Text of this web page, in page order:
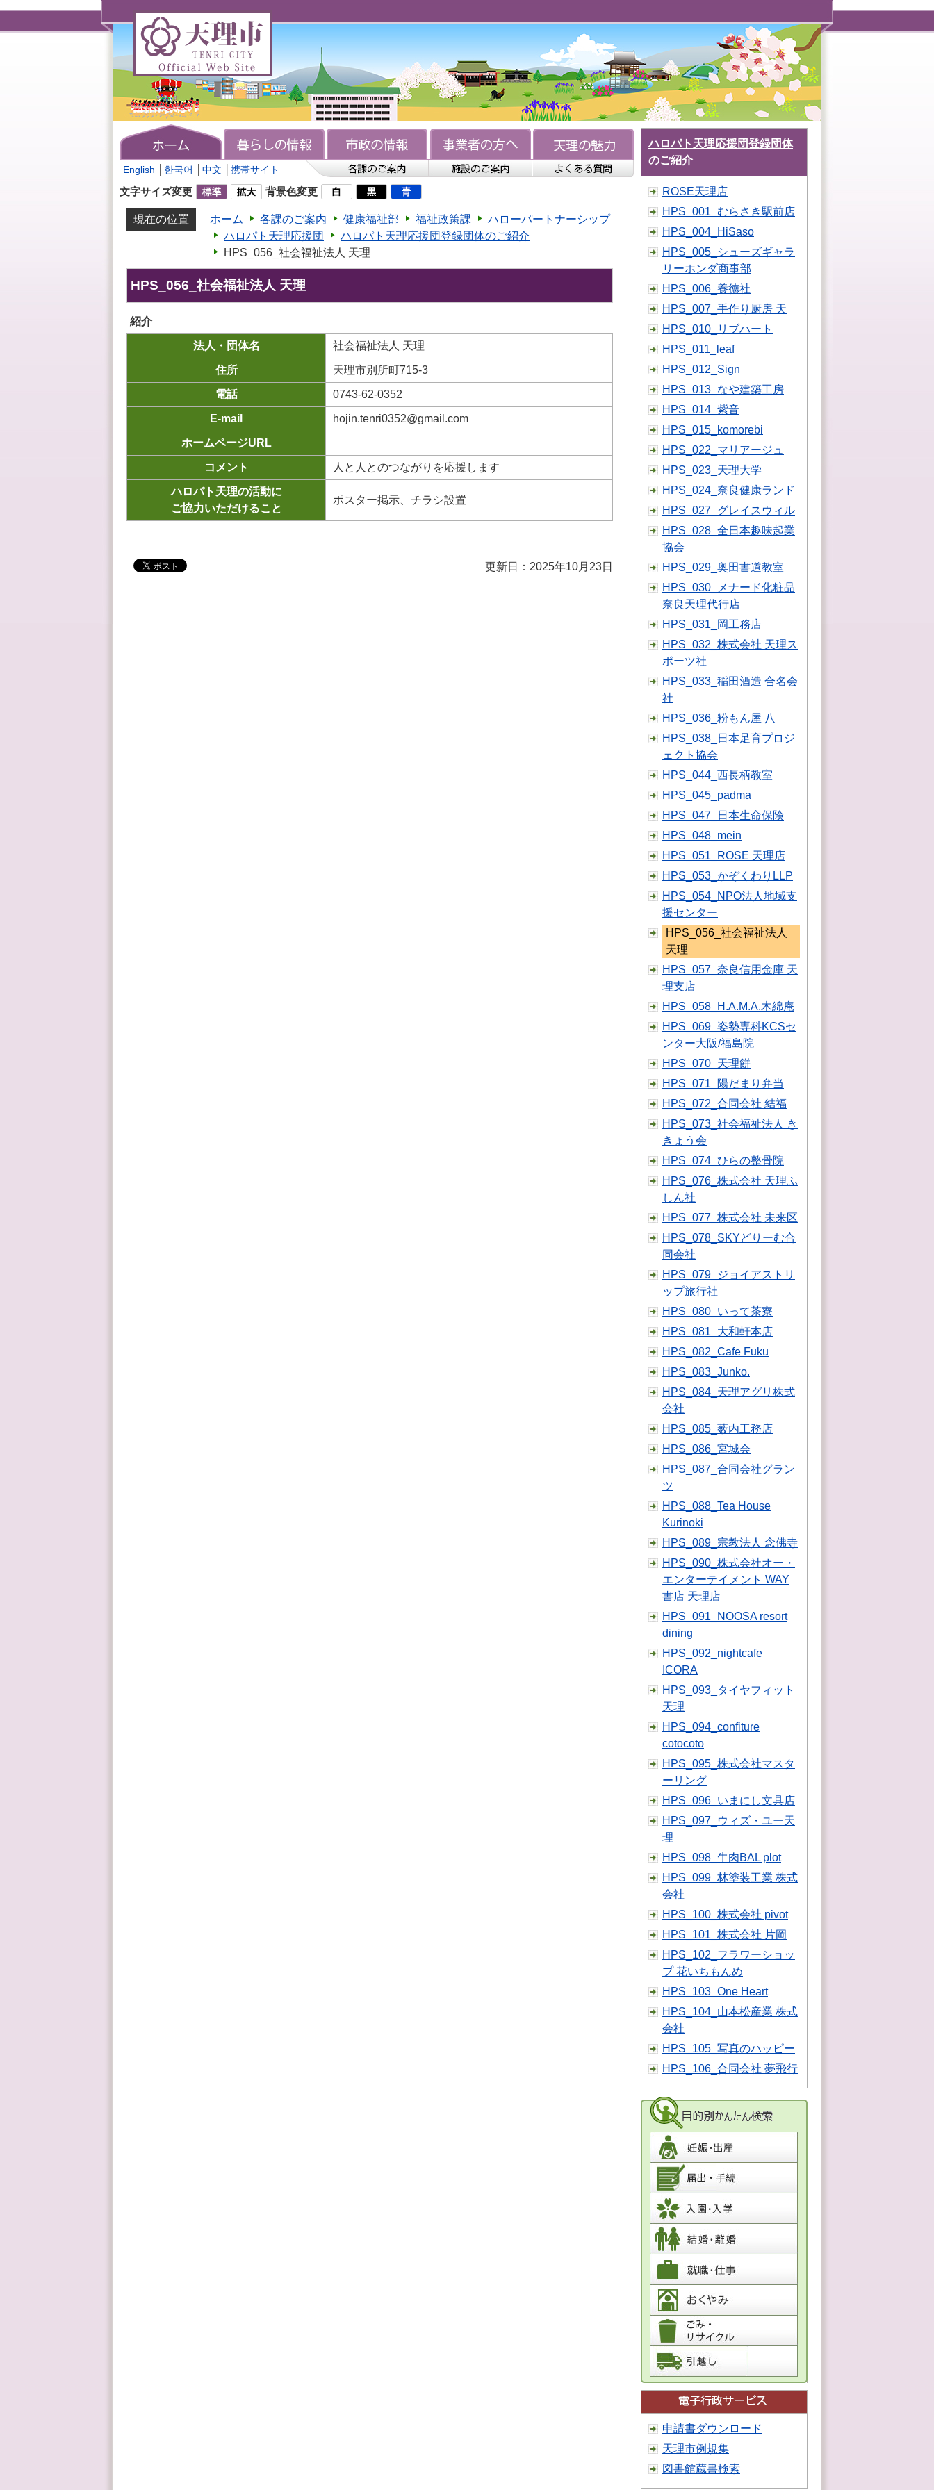
理
TENRI
Official
Site
English 한국어 中文 携帯サイト
文字サイズ変更 背景色変更
現在の位置 ホーム 各課のご案内 健康福祉部 福祉政策課
ハローパートナーシップ
ハロパト天理応援団
ハロパト天理応援団登録団体のご紹介
HPS_056_社会福祉法人 天理
HPS_056_社会福祉法人 天理
紹介
法人・団体名 社会福祉法人 天理
住所 天理市別所町715-3
電話 0743-62-0352
E-mail hojin.tenri0352@gmail.com
ホームページURL
コメント 人と人とのつながりを応援します
ハロパト天理の活動に
ご協力いただけること
ポスター掲示、チラシ設置
更新日：2025年10月23日
ハロパト天理応援団登録団体
のご紹介
ROSE天理店
HPS_001_むらさき駅前店
HPS_004_HiSaso
HPS_005_シューズギャラ
リーホンダ商事部
HPS_006_養徳社
HPS_007_手作り厨房 天
HPS_010_リブハート
HPS_011_leaf
HPS_012_Sign
HPS_013_なや建築工房
HPS_014_紫音
HPS_015_komorebi
HPS_022_マリアージュ
HPS_023_天理大学
HPS_024_奈良健康ランド
HPS_027_グレイスウィル
HPS_028_全日本趣味起業
協会
HPS_029_奥田書道教室
HPS_030_メナード化粧品
奈良天理代行店
HPS_031_岡工務店
HPS_032_株式会社 天理ス
ポーツ社
HPS_033_稲田酒造 合名会
社
HPS_036_粉もん屋 八
HPS_038_日本足育プロジ
ェクト協会
HPS_044_西長柄教室
HPS_045_padma
HPS_047_日本生命保険
HPS_048_mein
HPS_051_ROSE 天理店
HPS_053_かぞくわりLLP
HPS_054_NPO法人地域支
援センター
HPS_056_社会福祉法人
天理
HPS_057_奈良信用金庫 天
理支店
HPS_058_H.A.M.A.木綿庵
HPS_069_姿勢専科KCSセ
ンター大阪/福島院
HPS_070_天理餅
HPS_071_陽だまり弁当
HPS_072_合同会社 結福
HPS_073_社会福祉法人 き
きょう会
HPS_074_ひらの整骨院
HPS_076_株式会社 天理ふ
しん社
HPS_077_株式会社 未来区
HPS_078_SKYどりーむ合
同会社
HPS_079_ジョイアストリ
ップ旅行社
HPS_080_いって茶寮
HPS_081_大和軒本店
HPS_082_Cafe Fuku
HPS_083_Junko.
HPS_084_天理アグリ株式
会社
HPS_085_薮内工務店
HPS_086_宮城会
HPS_087_合同会社グラン
ツ
HPS_088_Tea House
Kurinoki
HPS_089_宗教法人 念佛寺
HPS_090_株式会社オー・
エンターテイメント WAY
書店 天理店
HPS_091_NOOSA resort
dining
HPS_092_nightcafe
ICORA
HPS_093_タイヤフィット
天理
HPS_094_confiture
cotocoto
HPS_095_株式会社マスタ
ーリング
HPS_096_いまにし文具店
HPS_097_ウィズ・ユー天
理
HPS_098_牛肉BAL plot
HPS_099_林塗装工業 株式
会社
HPS_100_株式会社 pivot
HPS_101_株式会社 片岡
HPS_102_フラワーショッ
プ 花いちもんめ
HPS_103_One Heart
HPS_104_山本松産業 株式
会社
HPS_105_写真のハッピー
HPS_106_合同会社 夢飛行
申請書ダウンロード
天理市例規集
図書館蔵書検索